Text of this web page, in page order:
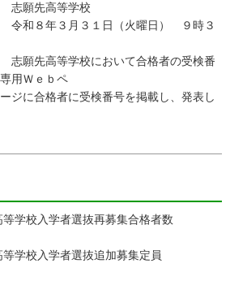
先高等学校
８年３月３１日（火曜日） ９時３
において合格者の受検番
用Ｗｅｂペ
検番号を掲載し、発表し
学校入学者選抜再募集合格者数
学校入学者選抜追加募集定員